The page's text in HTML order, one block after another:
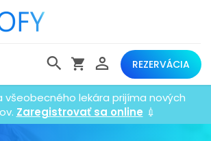
REZERVÁCIA
všeobecného lekára prijíma nových
Zaregistrovať sa online 💉